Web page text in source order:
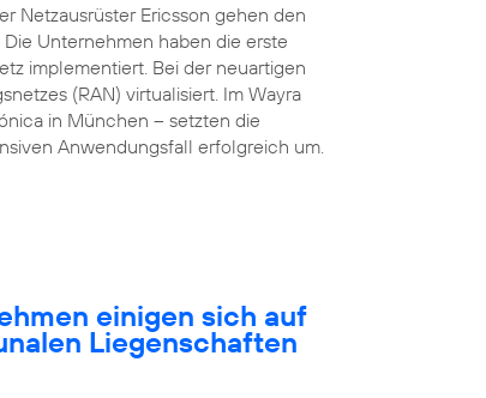
Netzausrüster Ericsson gehen den
Unternehmen haben die erste
implementiert. Bei der neuartigen
(RAN) virtualisiert. Im Wayra
in München – setzten die
Anwendungsfall erfolgreich um.
einigen sich auf
Liegenschaften